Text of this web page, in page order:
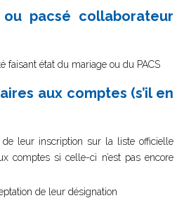
pacsé collaborateur
faisant état du mariage ou du PACS
aux comptes (s’il en
leur inscription sur la liste officielle
comptes si celle-ci n’est pas encore
de leur désignation